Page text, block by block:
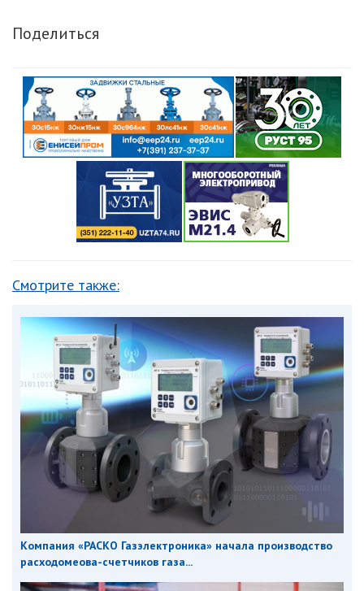
Поделиться
Смотрите также:
Компания «РАСКО Газэлектроника» начала производство
расходомеова-счетчиков газа...